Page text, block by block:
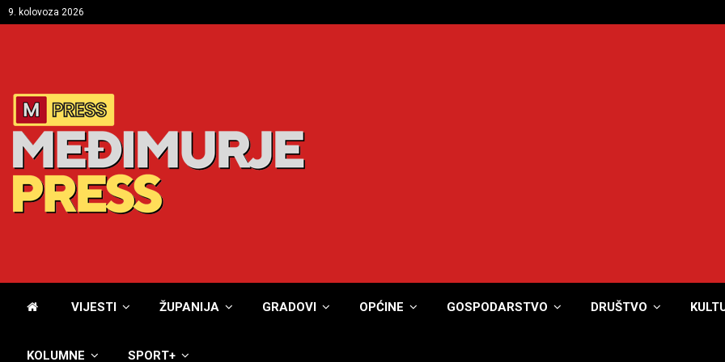
9. kolovoza 2026
VIJESTI ŽUPANIJA GRADOVI OPĆINE GOSPODARSTVO DRUŠTVO
KOLUMNE SPORT+